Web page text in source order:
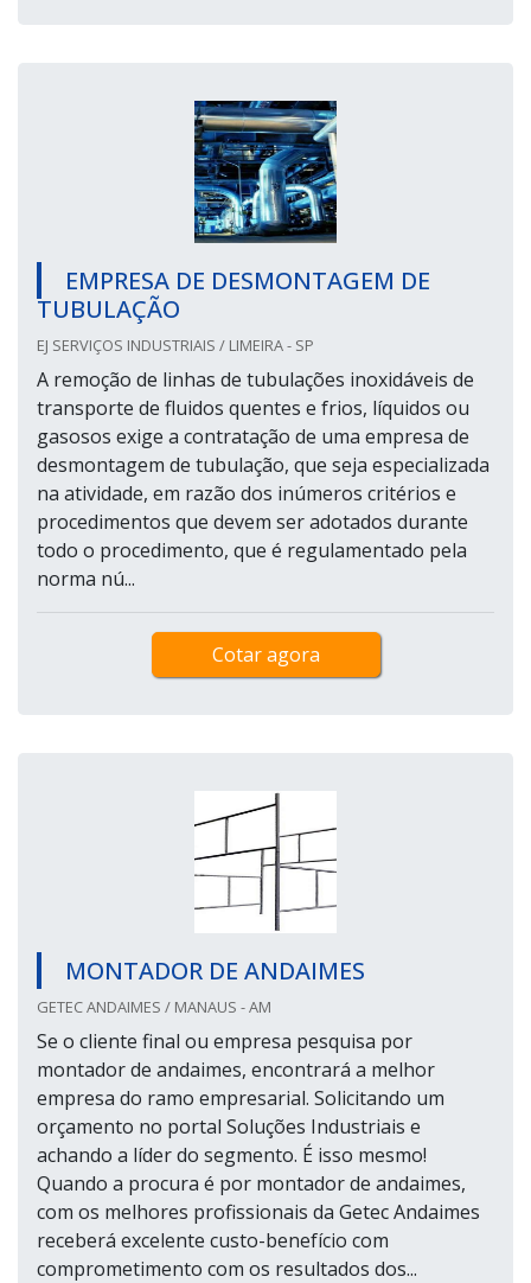
EMPRESA DE DESMONTAGEM DE
TUBULAÇÃO
EJ SERVIÇOS INDUSTRIAIS / LIMEIRA - SP
A remoção de linhas de tubulações inoxidáveis de
transporte de fluidos quentes e frios, líquidos ou
gasosos exige a contratação de uma empresa de
desmontagem de tubulação, que seja especializada
na atividade, em razão dos inúmeros critérios e
procedimentos que devem ser adotados durante
todo o procedimento, que é regulamentado pela
norma nú...
Cotar agora
MONTADOR DE ANDAIMES
GETEC ANDAIMES / MANAUS - AM
Se o cliente final ou empresa pesquisa por
montador de andaimes, encontrará a melhor
empresa do ramo empresarial. Solicitando um
orçamento no portal Soluções Industriais e
achando a líder do segmento. É isso mesmo!
Quando a procura é por montador de andaimes,
com os melhores profissionais da Getec Andaimes
receberá excelente custo-benefício com
comprometimento com os resultados dos...